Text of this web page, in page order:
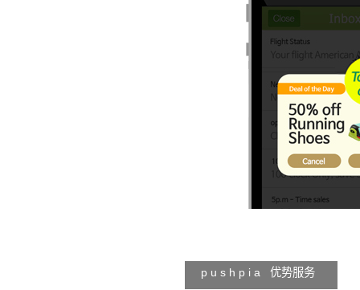
p u s h p i a 优势服务